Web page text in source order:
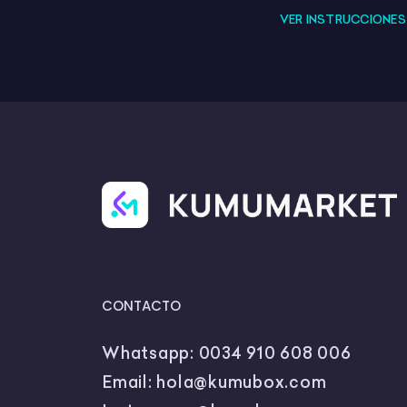
VER
CONTACTO
Whatsapp: 0034 910 608 006
Email: hola@kumubox.com